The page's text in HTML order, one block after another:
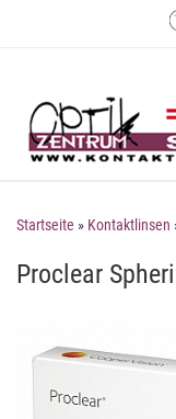
Startseite » Kontaktlinsen
Proclear